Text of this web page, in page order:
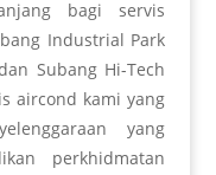
bagi servis
Industrial Park
Subang Hi-Tech
aircond kami yang
yang
perkhidmatan